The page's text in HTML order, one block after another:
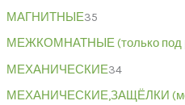
МАГНИТНЫЕ35
МЕЖКОМНАТНЫЕ (только под
МЕХАНИЧЕСКИЕ34
МЕХАНИЧЕСКИЕ,ЗАЩЁЛКИ